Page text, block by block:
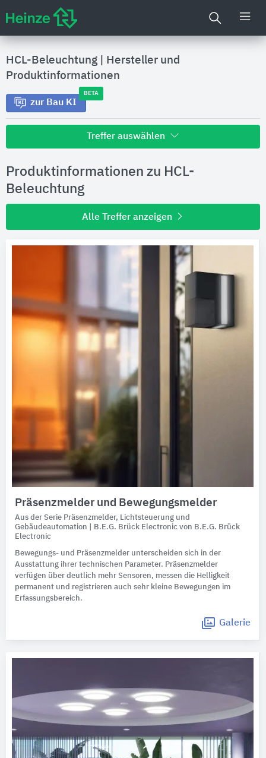
HCL-Beleuchtung
Hersteller und
Produktinformationen
zur Bau KI
BETA
Treffer auswählen
Hersteller
Produktinformationen
CAD-Details
Architekturobjekte
Expertenprofile
Produktinformationen zu HCL-
Beleuchtung
Alle Treffer anzeigen
Präsenzmelder und Bewegungsmelder
Aus der Serie Präsenzmelder, Lichtsteuerung und
Gebäudeautomation | B.E.G. Brück Electronic von B.E.G. Brück
Electronic
Bewegungs- und Präsenzmelder unterscheiden sich in der
Ausstattung ihrer technischen Parameter. Präsenzmelder
verfügen über deutlich mehr Sensoren, messen die Helligkeit
permanent und registrieren auch sehr kleine Bewegungen im
Erfassungsbereich.
Galerie